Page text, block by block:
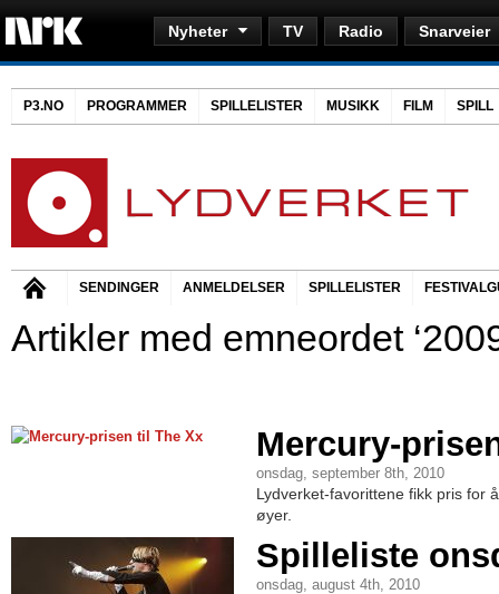
Nyheter TV Radio Snarveier
P3.NO PROGRAMMER SPILLELISTER MUSIKK FILM SPILL
SENDINGER ANMELDELSER SPILLELISTER
Artikler med emneordet
Mercury-
onsdag, september 8th, 2010
Lydverket-favorittene fikk pris for
øyer.
Spilleliste
onsdag, august 4th, 2010